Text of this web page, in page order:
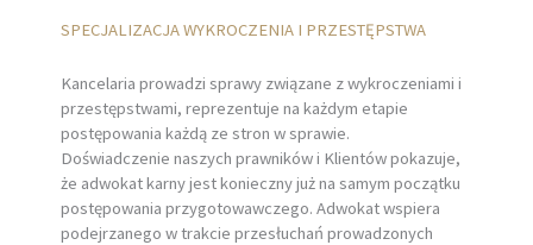
SPECJALIZACJA WYKROCZENIA I PRZESTĘPSTWA
Kancelaria prowadzi sprawy związane z wykroczeniami i
przestępstwami, reprezentuje na każdym etapie
postępowania każdą ze stron w sprawie.
Doświadczenie naszych prawników i Klientów pokazuje,
że adwokat karny jest konieczny już na samym początku
postępowania przygotowawczego. Adwokat wspiera
podejrzanego w trakcie przesłuchań prowadzonych